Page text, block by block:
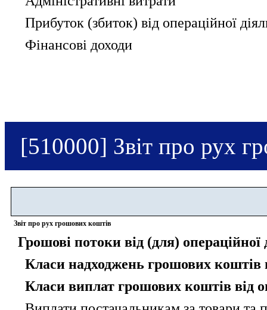
Прибуток (збиток) від операційної
Фінансові доходи
[510000] Звіт про рух
Звіт про рух грошових коштів
Грошові потоки від (для) операційної
Класи надходжень грошових коштів
Класи виплат грошових коштів від